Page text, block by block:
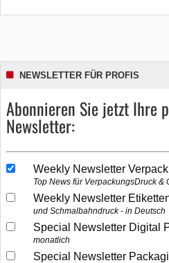
NEWSLETTER FÜR PROFIS
Abonnieren Sie jetzt Ihre
Newsletter:
Weekly Newsletter
Top News für VerpackungsDruck &
Weekly Newsletter
und Schmalbahndruck - in Deutsch
Special Newsletter Digital
monatlich
Special Newsletter